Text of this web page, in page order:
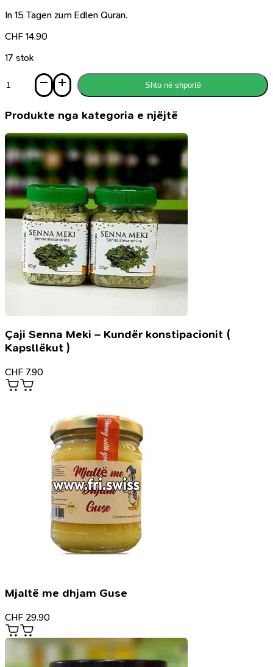
In 15 Tagen zum Edlen Quran.
CHF 14.90
17 stok
Quranlesen
Lehrbuch
praktischen
Übungen
Shto në shportë
Produkte nga kategoria e njëjtë
Çaji Senna Meki – Kundër konstipacionit (
Kapsllëkut )
CHF 7.90
Mjaltë me dhjam Guse
CHF 29.90